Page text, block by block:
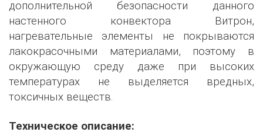
дополнительной безопасности данного
настенного конвектора Витрон,
нагревательные элементы не покрываются
лакокрасочными материалами, поэтому в
окружающую среду даже при высоких
температурах не выделяется вредных,
токсичных веществ.
Техническое описание: